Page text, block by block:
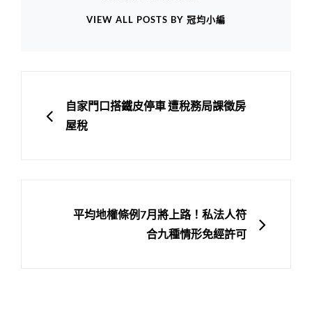
VIEW ALL POSTS BY 冠均小編
PREVIOUS
自家門口搭鐵皮停車 遭稅務局課徵房
屋稅
NEXT
平均地權條例7月將上路！私法人符
合九種情形免經許可